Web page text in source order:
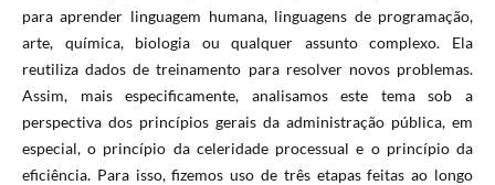
para aprender linguagem humana, linguagens de programação,
arte, química, biologia ou qualquer assunto complexo. Ela
reutiliza dados de treinamento para resolver novos problemas.
Assim, mais especificamente, analisamos este tema sob a
perspectiva dos princípios gerais da administração pública, em
especial, o princípio da celeridade processual e o princípio da
eficiência. Para isso, fizemos uso de três etapas feitas ao longo